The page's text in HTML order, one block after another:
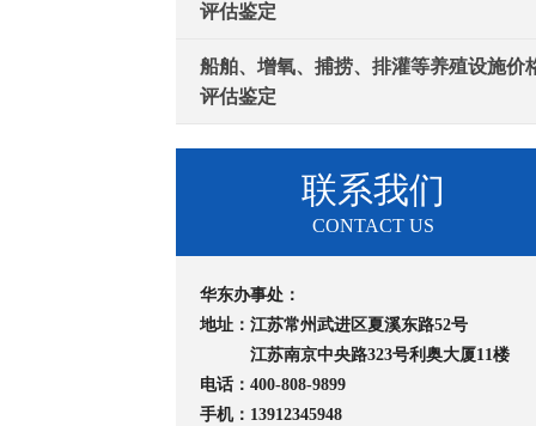
评估鉴定
船舶、增氧、捕捞、排灌等养殖设施价
评估鉴定
联系我们
CONTACT US
华东办事处：
地址：江苏常州武进区夏溪东路52号
江苏南京中央路323号利奥大厦11楼
电话：400-808-9899
手机：13912345948